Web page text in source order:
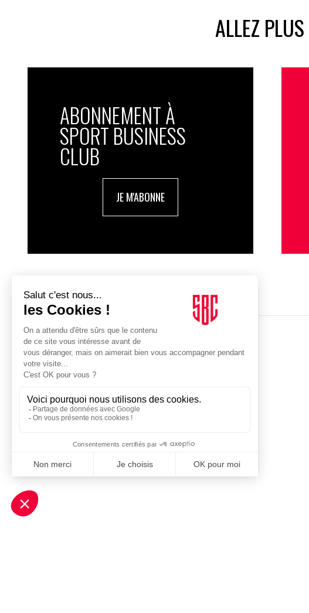
ALLEZ
ABONNEMENT À
SPORT BUSINESS
CLUB
JE M'ABONNE